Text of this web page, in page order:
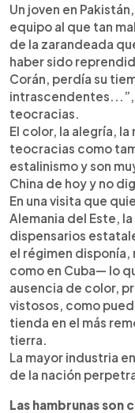
Un joven en
equipo al que tan
de la zarandeada
haber sido
Corán, perdía su
intrascendentes...”,
teocracias.
El color, la alegría, la
teocracias como
estalinismo y son
China de hoy y no
En una visita que
Alemania del Este,
dispensarios
el régimen
como en Cuba— lo
ausencia de color,
vistosos, como
tienda en el más
tierra.
La mayor industria
de la nación
Las hambrunas son